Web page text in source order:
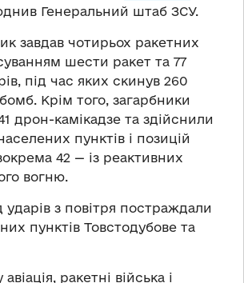
Генеральний штаб ЗСУ.
завдав чотирьох ракетних
шести ракет та 77
під час яких скинув 260
Крім того, загарбники
дрон-камікадзе та здійснили
пунктів і позицій
42 — із реактивних
вогню.
з повітря постраждали
пунктів Товстодубове та
ракетні війська і